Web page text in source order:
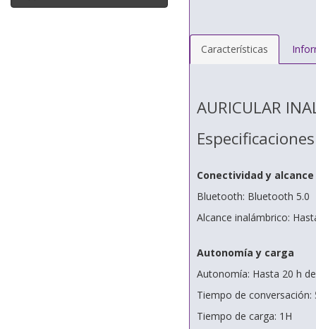
Características
AURICULAR
Especificaciones
Conectividad y alcance
Bluetooth: Bluetooth 5.0
Alcance inalámbrico:
Autonomía y carga
Autonomía: Hasta 20 h
Tiempo de conversación:
Tiempo de carga: 1H